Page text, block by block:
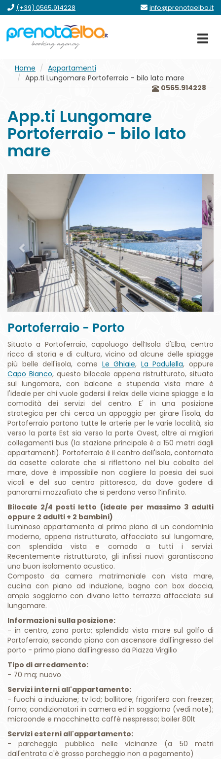
al
menu
al
contenuto
principale
al
form
al
footer
(+39) 0565.914228 info@prenotaelba.it
Home
Appartamenti
App.ti Lungomare Portoferraio - bilo lato mare
0565.914228
App.ti Lungomare
Portoferraio - bilo lato
mare
Portoferraio - Porto
Situato a Portoferraio, capoluogo dell’Isola d'Elba, centro
ricco di storia e di cultura, vicino ad alcune delle spiagge
più belle dell'isola, come Le Ghiaie, La Padulella, oppure
Capo Bianco, questo bilocale appena ristrutturato, situato
sul lungomare, con balcone e stupenda vista mare è
l'ideale per chi vuole godersi il relax delle vicine spiagge e la
comodità dei servizi del centro. E' in una posizione
strategica per chi cerca un appoggio per girare l'isola, da
Portoferraio partono tutte le arterie per le varie località, sia
verso la parte Est sia verso la parte Ovest, oltre ai migliori
collegamenti bus (la stazione principale è a 150 metri dagli
appartamenti). Portoferraio è il centro dell'isola, contornato
da casette colorate che si riflettono nel blu cobalto del
mare, dove è impossibile non cogliere la poesia dei suoi
vicoli e del suo centro pittoresco, da dove godere di
panorami mozzafiato che si perdono verso l’infinito.
Bilocale 2/4 posti letto (ideale per massimo 3 adulti
oppure 2 adulti + 2 bambini)
Luminoso appartamento al primo piano di un condominio
moderno, appena ristrutturato, affacciato sul lungomare,
con splendida vista e comodo a tutti i servizi.
Recentemente ristrutturato, gli infissi nuovi garantiscono
una buon isolamento acustico.
Composto da camera matrimoniale con vista mare,
cucina con piano ad induzione, bagno con box doccia,
ampio soggiorno con divano letto terrazza affacciata sul
lungomare.
Informazioni sulla posizione:
- in centro, zona porto; splendida vista mare sul golfo di
Portoferraio;secondo piano con ascensore dall'ingresso del
porto - primo piano dall'ingresso da Piazza Virgilio
Tipo di arredamento:
- 70 mq; nuovo
Servizi interni all'appartamento:
- fuochi a induzione; tv lcd; bollitore; frigorifero con freezer;
forno; condizionatori in camera ed in soggiorno (vedi note);
microonde e macchinetta caffè nespresso; boiler 80lt
Servizi esterni all'appartamento:
- parcheggio pubblico nelle vicinanze (a 50 metri
dall'entrata c'è grosso parcheggio non a pagamento)